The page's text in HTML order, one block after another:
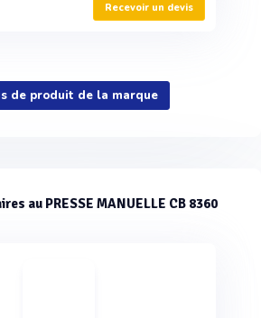
Recevoir un devis
de produit de la marque
au PRESSE MANUELLE CB 8360